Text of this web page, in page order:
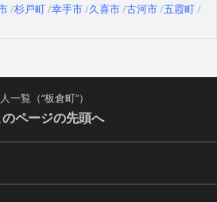
杉戸町 幸手市 久喜市 古河市 五霞町
一覧（“板倉町”）
のページの先頭へ